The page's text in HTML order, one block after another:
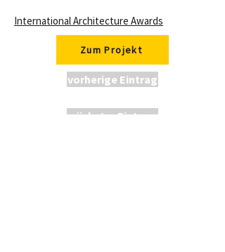
International Architecture Awards
Zum Projekt
vorherige Eintrag
nächster Eintrag